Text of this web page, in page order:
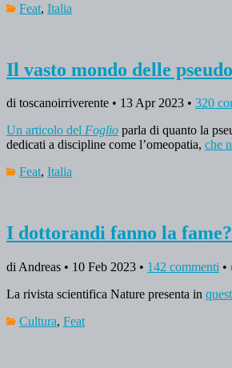
Feat, Italia
Il vasto mondo delle
di toscanoirriverente • 13 Apr 2023 • 320
Un articolo del Foglio parla di quanto la
dedicati a discipline come l’omeopatia, che
Feat, Italia
I dottorandi fanno la fame?
di Andreas • 10 Feb 2023 • 142 commenti •
La rivista scientifica Nature presenta in
Cultura, Feat